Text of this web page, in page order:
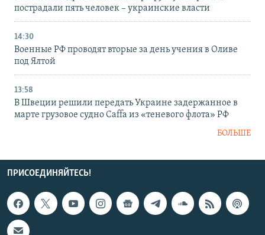
пострадали пять человек – украинские власти
14:30
Военные РФ проводят вторые за день учения в Оливе
под Ялтой
13:58
В Швеции решили передать Украине задержанное в
марте грузовое судно Caffa из «теневого флота» РФ
БОЛЬШЕ
ПРИСОЕДИНЯЙТЕСЬ!